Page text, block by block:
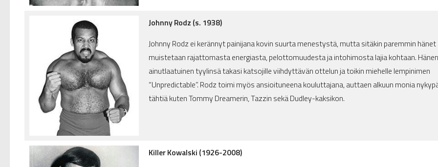
Johnny Rodz (s. 1938)
Johnny Rodz ei kerännyt painijana kovin suurta menestystä, mutta sitäkin paremmin hänet
muistetaan rajattomasta energiasta, pelottomuudesta ja intohimosta lajia kohtaan. Hänen
ainutlaatuinen tyylinsä takasi katsojille viihdyttävän ottelun ja toikin miehelle lempinimen
“Unpredictable”. Rodz toimi myös ansioituneena kouluttajana, auttaen alkuun monia
tähtiä kuten Tommy Dreamerin, Tazzin sekä Dudley-kaksikon.
Killer Kowalski (1926-2008)